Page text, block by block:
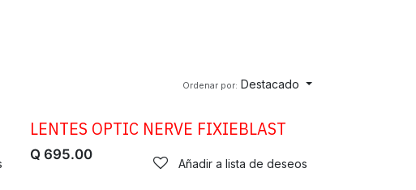
Ordenar por: Destacado
LENTES OPTIC NERVE FIXIEBLAST
Q 695.00
Añadir a lista de deseos